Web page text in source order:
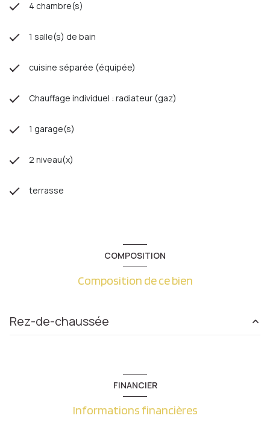
4 chambre(s)
1 salle(s) de bain
cuisine séparée (équipée)
Chauffage individuel : radiateur (gaz)
1 garage(s)
2 niveau(x)
terrasse
COMPOSITION
Composition de ce bien
Rez-de-chaussée
FINANCIER
Informations financières